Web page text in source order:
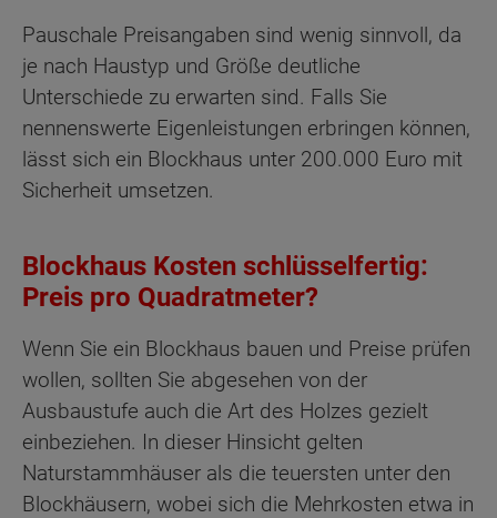
Pauschale Preisangaben sind wenig sinnvoll, da
je nach Haustyp und Größe deutliche
Unterschiede zu erwarten sind. Falls Sie
nennenswerte Eigenleistungen erbringen können,
lässt sich ein Blockhaus unter 200.000 Euro mit
Sicherheit umsetzen.
Blockhaus Kosten schlüsselfertig:
Preis pro Quadratmeter?
Wenn Sie ein Blockhaus bauen und Preise prüfen
wollen, sollten Sie abgesehen von der
Ausbaustufe auch die Art des Holzes gezielt
einbeziehen. In dieser Hinsicht gelten
Naturstammhäuser als die teuersten unter den
Blockhäusern, wobei sich die Mehrkosten etwa in